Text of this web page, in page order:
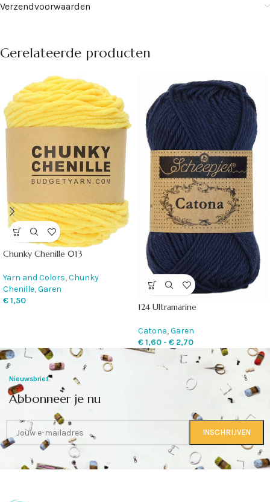
Verzendvoorwaarden
Gerelateerde producten
Chunky Chenille 013
Yarn and Colors,Chunky
Chenille,Garen
€1,50
124 Ultramarine
Catona,Garen
€1,60 - € 2,70
Nieuwsbrief
Abbonneer je nu